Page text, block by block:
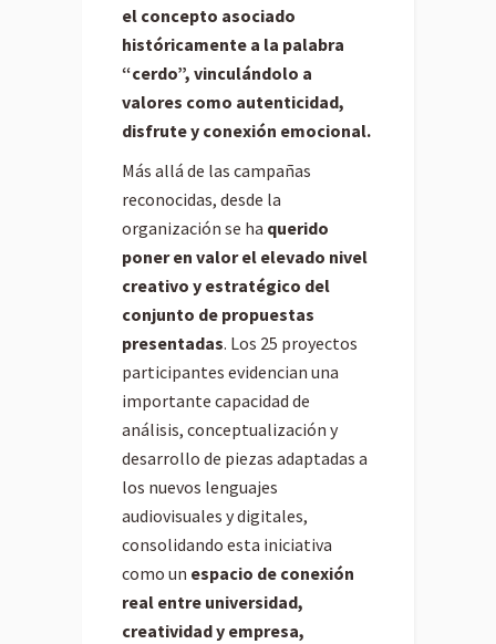
el concepto asociado
históricamente a la palabra
“cerdo”, vinculándolo a
valores como autenticidad,
disfrute y conexión emocional.
Más allá de las campañas
reconocidas, desde la
organización se ha querido
poner en valor el elevado nivel
creativo y estratégico del
conjunto de propuestas
presentadas. Los 25 proyectos
participantes evidencian una
importante capacidad de
análisis, conceptualización y
desarrollo de piezas adaptadas a
los nuevos lenguajes
audiovisuales y digitales,
consolidando esta iniciativa
como un espacio de conexión
real entre universidad,
creatividad y empresa,